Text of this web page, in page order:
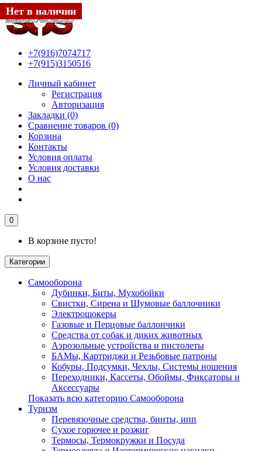
+7(916)7074717
+7(915)3150516
Личный кабинет
Регистрация
Авторизация
Закладки (0)
Сравнение товаров (0)
Корзина
Контакты
Условия оплаты
Условия доставки
О нас
0
В корзине пусто!
Категории
Самооборона
Дубинки, Биты, Мухобойки
Свистки, Сирена и Шумовые баллочники
Электрошокеры
Газовые и Перцовые баллончики
Средства от собак и диких животных
Аэрозольные устройства и пистолеты
БАМы, Картриджи и Резьбовые патроны
Кобуры, Подсумки, Чехлы, Системы ношения
Переходники, Кассеты, Обоймы, Фиксаторы и
Аксессуары
Показать всю категорию Самооборона
Туризм
Перевязочные средства, бинты, ипп
Сухое горючее и розжиг
Термосы, Термокружки и Посуда
Нет в наличии
Нет в наличии